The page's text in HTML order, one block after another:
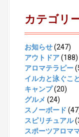
カテゴリ
お知らせ(247)
アウトドア(188)
アロマテラピー
イルカと泳ぐこと
キャンプ(20)
グルメ (24)
スノーボード
スピリチュアル
スポーツアロマ